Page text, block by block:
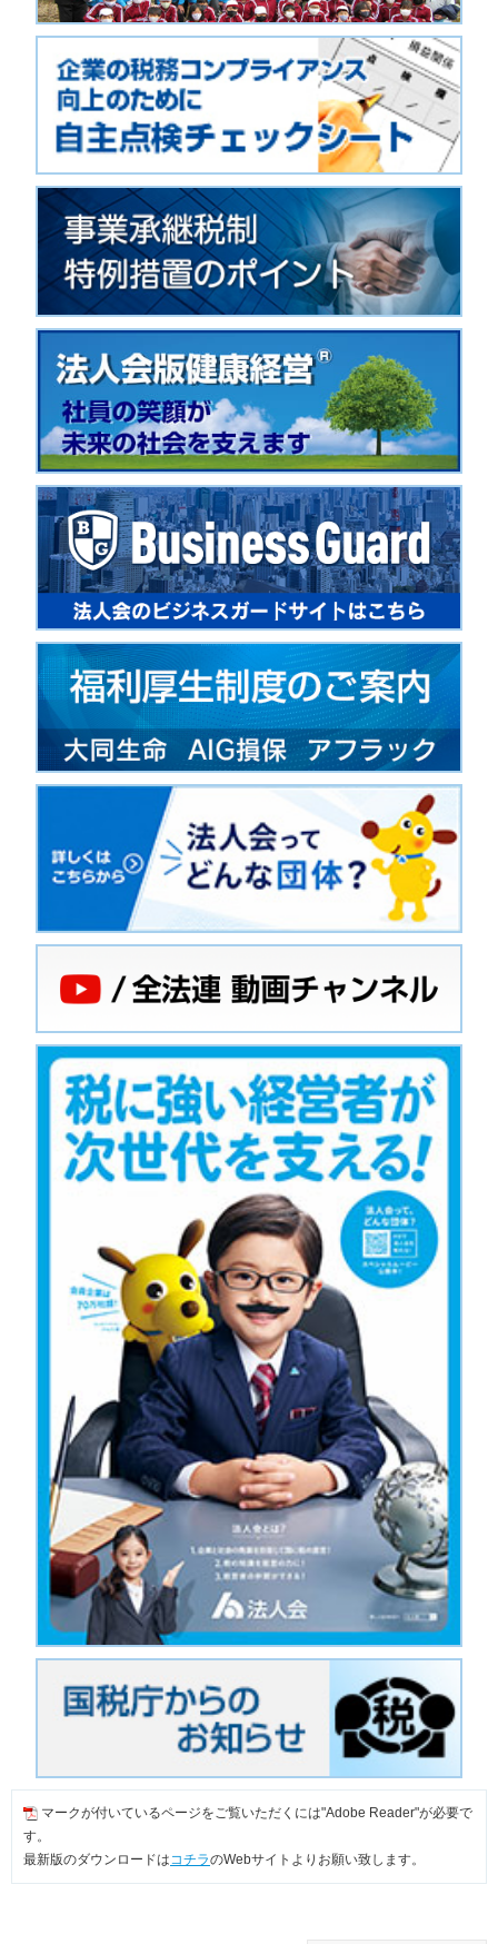
マークが付いているページをご覧いただくには"Adobe Reader"が必要で
す。
最新版のダウンロードはコチラのWebサイトよりお願い致します。